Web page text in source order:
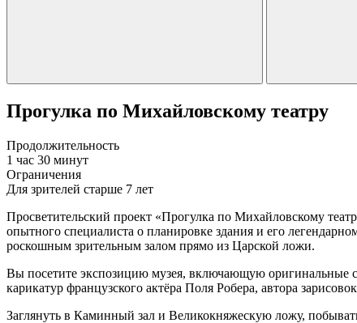
Прогулка по Михайловскому театру
Продолжительность
1 час 30 минут
Ограничения
Для зрителей старше 7 лет
Просветительский проект «Прогулка по Михайловскому
опытного специалиста о планировке здания и его
роскошным зрительным залом прямо из Царской ложи.
Вы посетите экспозицию музея, включающую оригинальные
карикатур французского актёра Поля Робера, автора
Заглянуть в Каминный зал и Великокняжескую ложу,